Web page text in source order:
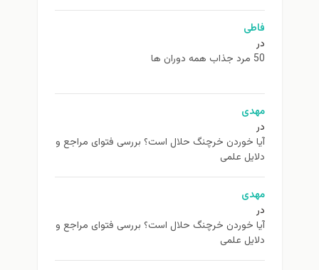
فاطی
در
50 مرد جذاب همه دوران ها
مهدی
در
آیا خوردن خرچنگ حلال است؟ بررسی فتوای مراجع و
دلایل علمی
مهدی
در
آیا خوردن خرچنگ حلال است؟ بررسی فتوای مراجع و
دلایل علمی